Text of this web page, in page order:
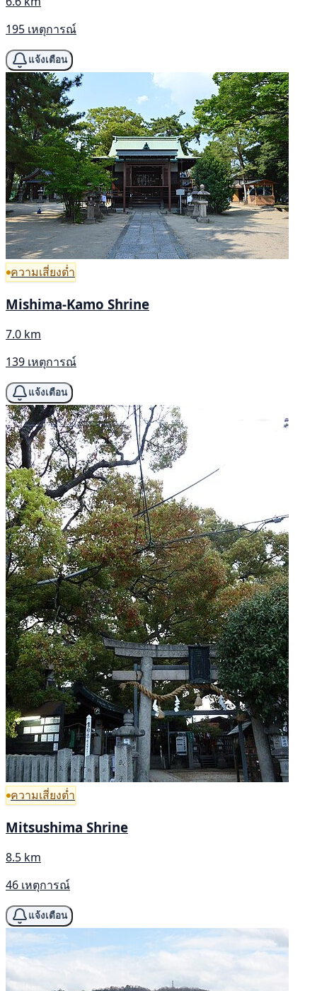
195 เหตุการณ์
แจ้งเตือน
ความเสี่ยงต่ำ
Mishima-Kamo Shrine
7.0 km
139 เหตุการณ์
แจ้งเตือน
ความเสี่ยงต่ำ
Mitsushima Shrine
8.5 km
46 เหตุการณ์
แจ้งเตือน